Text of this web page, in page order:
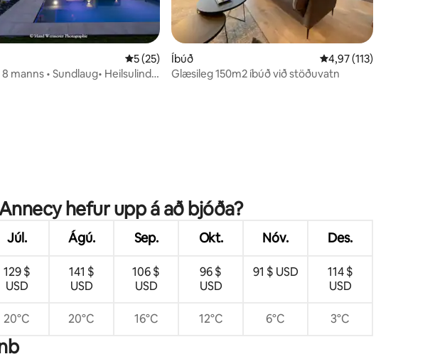
31 umsagnir
5 af 5 í meðaleinkunn, 25 umsagnir
5 (25)
manns • Sundlaug• Heilsulind •
Íbúð 4,97 af 5 í
4,97 (113)
Glæsileg 150m2 íbúð við stöðuvatn
hefur upp á að bjóða?
Júl. Ágú. Sep. Okt. Nóv. Des.
129 $
USD
141 $
USD
106 $
USD
96 $
USD
91 $ USD
114 $
USD
20°C 20°C 16°C 12°C 6°C 3°C